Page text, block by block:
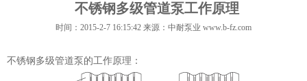
不锈钢多级管道泵工作原理
时间：2015-2-7 16:15:42 来源：中耐泵业 www.b-fz.com
不锈钢多级管道泵的工作原理：